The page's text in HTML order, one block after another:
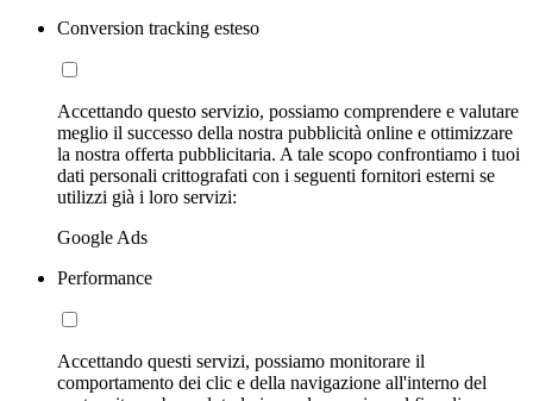
Conversion tracking esteso
Accettando questo servizio, possiamo comprendere e valutare
meglio il successo della nostra pubblicità online e ottimizzare
la nostra offerta pubblicitaria. A tale scopo confrontiamo i tuoi
dati personali crittografati con i seguenti fornitori esterni se
utilizzi già i loro servizi:
Google Ads
Performance
Accettando questi servizi, possiamo monitorare il
comportamento dei clic e della navigazione all'interno del